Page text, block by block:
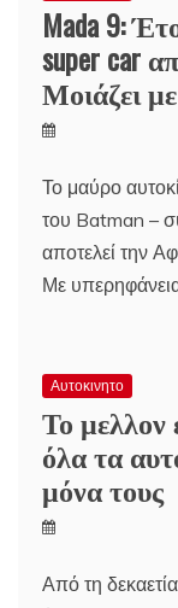
Mada 9:
super car
Μοιάζει
Το μαύρο
του Batman –
αποτελεί την
Με
Αυτοκινητο
Το μελλον
όλα τα
μόνα τους
Από τη